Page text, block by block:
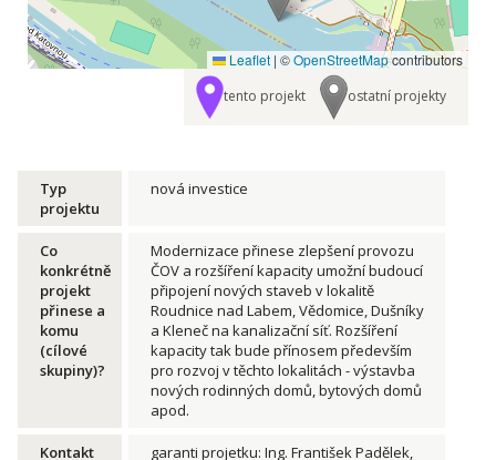
Leaflet | ©OpenStreetMapcontributors
tento projekt
ostatní projekty
Typ
projektu
nová investice
Co
konkrétně
projekt
přinese a
komu
(cílové
skupiny)?
Modernizace přinese zlepšení provozu
ČOV a rozšíření kapacity umožní budoucí
připojení nových staveb v lokalitě
Roudnice nad Labem, Vědomice, Dušníky
a Kleneč na kanalizační síť. Rozšíření
kapacity tak bude přínosem především
pro rozvoj v těchto lokalitách - výstavba
nových rodinných domů, bytových domů
apod.
Kontakt
garanti projetku: Ing. František Padělek,